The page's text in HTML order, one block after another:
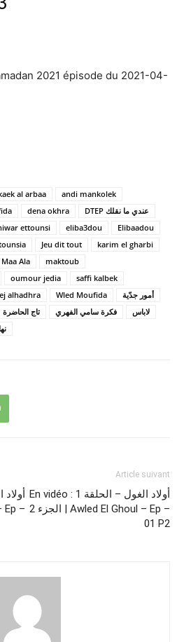
al arbaa
andi mankolek
dena okhra
DTEP عندي ما نقلك
ettounsi eliba3dou
Elibaadou
Jeu dit tout
karim el gharbi
Maa Ala
maktoub
oumour jedia
saffi kalbek
alhadhra Wled Moufida
أمور جدّية
تاج الحاضرة فكرة سامي الفهري
لاباس
Article suivant
En vidéo : أولاد الغول – الحلقة 1
الجزء 2 | Awled El Ghoul – Ep –
01 P2